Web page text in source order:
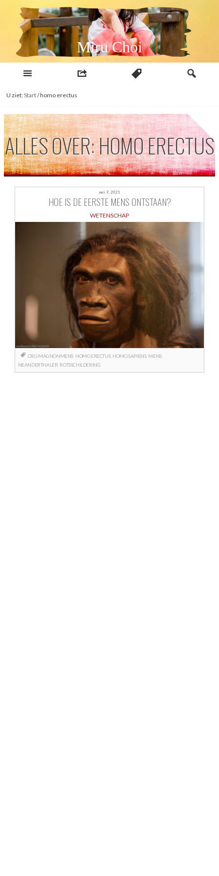
inhoud
Miru Choi
U ziet:Start/homo erectus
ALLES OVER: HOMO ERECTUS
mei 9, 2021
HOE IS DE EERSTE MENS ONTSTAAN?
WETENSCHAP
CRO-MAGNONMENS HOMO ERECTUS HOMO SAPIENS MENS
NEANDERTHALER ROTSSCHILDERING